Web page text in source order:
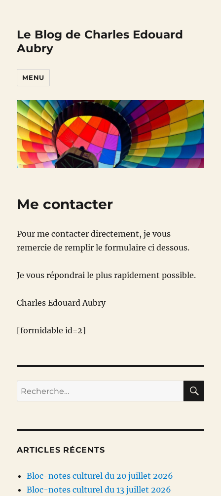
Le Blog de Charles Edouard
Aubry
MENU
Me contacter
Pour me contacter directement, je vous
remercie de remplir le formulaire ci dessous.
Je vous répondrai le plus rapidement possible.
Charles Edouard Aubry
[formidable id=2]
Recherche
pour :
ARTICLES RÉCENTS
Bloc-notes culturel du 20 juillet 2026
Bloc-notes culturel du 13 juillet 2026